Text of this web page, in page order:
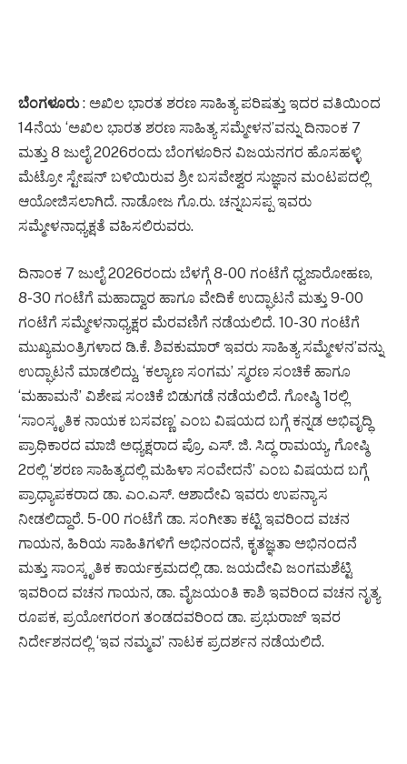
ಬೆಂಗಳೂರು: ಅಖಿಲ ಭಾರತ ಶರಣ ಸಾಹಿತ್ಯ ಪರಿಷತ್ತು ಇದರ ವತಿಯಿಂದ
14ನೆಯ ‘ಅಖಿಲ ಭಾರತ ಶರಣ ಸಾಹಿತ್ಯ ಸಮ್ಮೇಳನ’ವನ್ನು ದಿನಾಂಕ 7
ಮತ್ತು 8 ಜುಲೈ 2026ರಂದು ಬೆಂಗಳೂರಿನ ವಿಜಯನಗರ ಹೊಸಹಳ್ಳಿ
ಮೆಟ್ರೋ ಸ್ಟೇಷನ್ ಬಳಿಯಿರುವ ಶ್ರೀ ಬಸವೇಶ್ವರ ಸುಜ್ಞಾನ ಮಂಟಪದಲ್ಲಿ
ಆಯೋಜಿಸಲಾಗಿದೆ. ನಾಡೋಜ ಗೊ.ರು. ಚನ್ನಬಸಪ್ಪ ಇವರು
ಸಮ್ಮೇಳನಾಧ್ಯಕ್ಷತೆ ವಹಿಸಲಿರುವರು.
ದಿನಾಂಕ 7 ಜುಲೈ 2026ರಂದು ಬೆಳಗ್ಗೆ 8-00 ಗಂಟೆಗೆ ಧ್ವಜಾರೋಹಣ,
8-30 ಗಂಟೆಗೆ ಮಹಾದ್ವಾರ ಹಾಗೂ ವೇದಿಕೆ ಉದ್ಘಾಟನೆ ಮತ್ತು 9-00
ಗಂಟೆಗೆ ಸಮ್ಮೇಳನಾಧ್ಯಕ್ಷರ ಮೆರವಣಿಗೆ ನಡೆಯಲಿದೆ. 10-30 ಗಂಟೆಗೆ
ಮುಖ್ಯಮಂತ್ರಿಗಳಾದ ಡಿ.ಕೆ. ಶಿವಕುಮಾರ್ ಇವರು ಸಾಹಿತ್ಯ ಸಮ್ಮೇಳನ’ವನ್ನು
ಉದ್ಘಾಟನೆ ಮಾಡಲಿದ್ದು, ‘ಕಲ್ಯಾಣ ಸಂಗಮ’ ಸ್ಮರಣ ಸಂಚಿಕೆ ಹಾಗೂ
‘ಮಹಾಮನೆ’ ವಿಶೇಷ ಸಂಚಿಕೆ ಬಿಡುಗಡೆ ನಡೆಯಲಿದೆ. ಗೋಷ್ಠಿ 1ರಲ್ಲಿ
‘ಸಾಂಸ್ಕೃತಿಕ ನಾಯಕ ಬಸವಣ್ಣ’ ಎಂಬ ವಿಷಯದ ಬಗ್ಗೆ ಕನ್ನಡ ಅಭಿವೃದ್ಧಿ
ಪ್ರಾಧಿಕಾರದ ಮಾಜಿ ಅಧ್ಯಕ್ಷರಾದ ಪ್ರೊ. ಎಸ್. ಜಿ. ಸಿದ್ಧ ರಾಮಯ್ಯ, ಗೋಷ್ಠಿ
2ರಲ್ಲಿ ‘ಶರಣ ಸಾಹಿತ್ಯದಲ್ಲಿ ಮಹಿಳಾ ಸಂವೇದನೆ’ ಎಂಬ ವಿಷಯದ ಬಗ್ಗೆ
ಪ್ರಾಧ್ಯಾಪಕರಾದ ಡಾ. ಎಂ.ಎಸ್. ಆಶಾದೇವಿ ಇವರು ಉಪನ್ಯಾಸ
ನೀಡಲಿದ್ದಾರೆ. 5-00 ಗಂಟೆಗೆ ಡಾ. ಸಂಗೀತಾ ಕಟ್ಟಿ ಇವರಿಂದ ವಚನ
ಗಾಯನ, ಹಿರಿಯ ಸಾಹಿತಿಗಳಿಗೆ ಅಭಿನಂದನೆ, ಕೃತಜ್ಞತಾ ಅಭಿನಂದನೆ
ಮತ್ತು ಸಾಂಸ್ಕೃತಿಕ ಕಾರ್ಯಕ್ರಮದಲ್ಲಿ ಡಾ. ಜಯದೇವಿ ಜಂಗಮಶೆಟ್ಟಿ
ಇವರಿಂದ ವಚನ ಗಾಯನ, ಡಾ. ವೈಜಯಂತಿ ಕಾಶಿ ಇವರಿಂದ ವಚನ ನೃತ್ಯ
ರೂಪಕ, ಪ್ರಯೋಗರಂಗ ತಂಡದವರಿಂದ ಡಾ. ಪ್ರಭುರಾಜ್ ಇವರ
ನಿರ್ದೇಶನದಲ್ಲಿ ‘ಇವ ನಮ್ಮವ’ ನಾಟಕ ಪ್ರದರ್ಶನ ನಡೆಯಲಿದೆ.